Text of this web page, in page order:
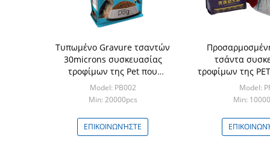
Τυπωμένο Gravure τσαντών
30microns συσκευασίας
τροφίμων της Pet που
τυπώνει την
επαναχρησιμοποιήσιμη
στάση 2 κλ επάνω στη
σακούλα
Model: PB002
Min: 20000pcs
ΕΠΙΚΟΙΝΩΝΉΣΤΕ
τσάντα
τροφίμων της
2 λιβρών επάνω
ISO 9001
Model:
Min: